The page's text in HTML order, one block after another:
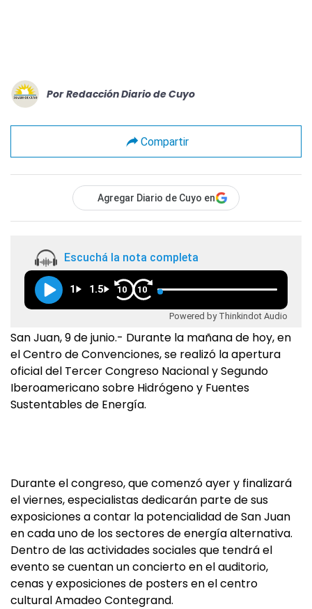
Por Redacción Diario de Cuyo
Compartir
Agregar Diario de Cuyo en
Escuchá la nota completa
1 1.5 10 10
Powered by Thinkindot Audio
San Juan, 9 de junio.- Durante la mañana de hoy, en
el Centro de Convenciones, se realizó la apertura
oficial del Tercer Congreso Nacional y Segundo
Iberoamericano sobre Hidrógeno y Fuentes
Sustentables de Energía.
Durante el congreso, que comenzó ayer y finalizará
el viernes, especialistas dedicarán parte de sus
exposiciones a contar la potencialidad de San Juan
en cada uno de los sectores de energía alternativa.
Dentro de las actividades sociales que tendrá el
evento se cuentan un concierto en el auditorio,
cenas y exposiciones de posters en el centro
cultural Amadeo Contegrand.